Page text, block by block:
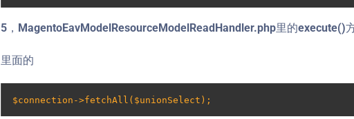
5，MagentoEavModelResourceModelReadHandler.php里的execute()
里面的
$connection->fetchAll($unionSelect);